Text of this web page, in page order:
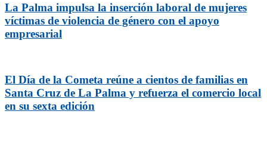
La Palma impulsa la inserción laboral de mujeres
víctimas de violencia de género con el apoyo
empresarial
El Día de la Cometa reúne a cientos de familias en
Santa Cruz de La Palma y refuerza el comercio local
en su sexta edición